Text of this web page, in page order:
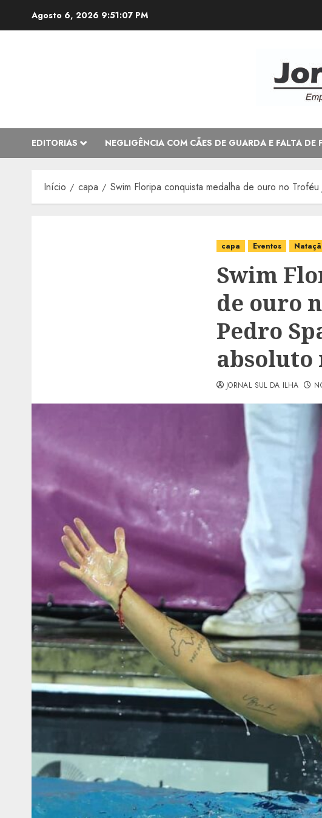
Agosto 6, 2026 9:51:08 PM
EDITORIAS NEGLIGÊNCIA COM CÃES DE GUARDA E FALTA
Início capa Swim Floripa conquista medalha de ouro no
capa Eventos
Swim
de ouro
Pedro
absoluto
JORNAL SUL DA ILHA